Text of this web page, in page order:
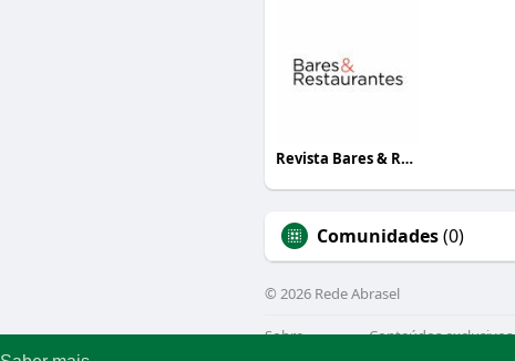
Revista Bares & Restaurantes
Comunidades(0)
© 2026 Rede Abrasel
Sobre Conteúdos exclusivos